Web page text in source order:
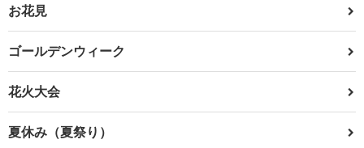
お花見
ゴールデンウィーク
花火大会
夏休み（夏祭り）